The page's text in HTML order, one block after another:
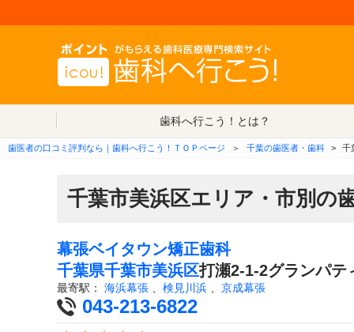
歯科へ行こう！とは？
歯医者の口コミ評判なら｜歯科へ行こう！ＴＯＰページ ＞ 千葉の歯医者・歯科 > 千
千葉市美浜区エリア・市別の
幕張ベイタウン矯正歯科
千葉県千葉市美浜区打瀬2-1-2グランパテ
最寄駅： 海浜幕張 検見川浜 京成幕張
043-213-6822